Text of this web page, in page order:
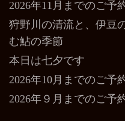
2026年11月までのご予
狩野川の清流と、伊豆
む鮎の季節
本日は七夕です
2026年10月までのご予
2026年９月までのご予